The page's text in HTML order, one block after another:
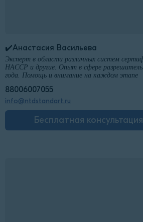
✔️Анастасия Васильева
Эксперт в области различных систем
HACCP и другие. Опыт в сфере
года. Помощь и внимание на каждом этапе
88006007055
info@ntdstandart.ru
Бесплатная консультация